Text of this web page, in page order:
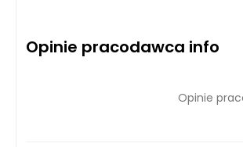
Opinie pracodawca info
Opinie